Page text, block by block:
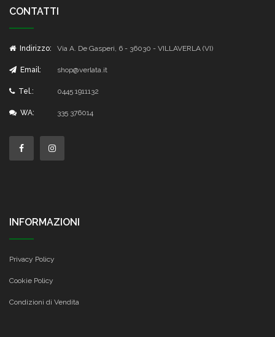
CONTATTI
Indirizzo: Via A. De Gasperi, 6 - 36030 - VILLAVERLA (VI)
Email: shop@verlata.it
Tel.: 0445 1911132
WA: 335 376014
INFORMAZIONI
Privacy Policy
Cookie Policy
Condizioni di Vendita